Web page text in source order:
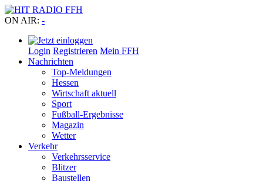
ON AIR: -
Login Registrieren Mein FFH
Nachrichten
Top-Meldungen
Hessen
Wirtschaft aktuell
Sport
Fußball-Ergebnisse
Magazin
Wetter
Verkehr
Verkehrsservice
Blitzer
Baustellen